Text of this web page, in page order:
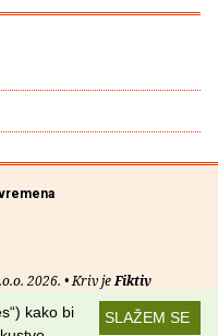
2026. • Kriv jeFiktiv
RSS kanaliSLAŽEM SE
kako bi